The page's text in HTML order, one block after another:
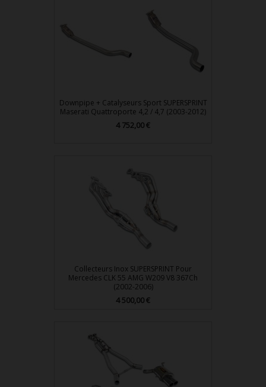
Downpipe + Catalyseurs Sport SUPERSPRINT
Maserati Quattroporte 4,2 / 4,7 (2003-2012)
Prix
4 752,00 €
Collecteurs Inox SUPERSPRINT Pour
Mercedes CLK 55 AMG W209 V8 367Ch
(2002-2006)
Prix
4 500,00 €